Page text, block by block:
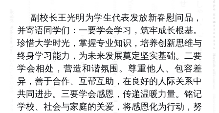
副校长王光明为学生代表发放新春慰问品，
并寄语同学们：一要学会学习，筑牢成长根基。
珍惜大学时光，掌握专业知识，培养创新思维与
终身学习能力，为未来发展奠定坚实基础。二要
学会相处，营造和谐氛围。尊重他人、包容差
异，善于合作、互帮互助，在良好的人际关系中
共同进步。三要学会感恩，传递温暖力量。铭记
学校、社会与家庭的关爱，将感恩化为行动，努